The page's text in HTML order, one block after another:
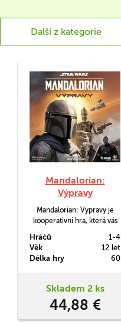
Další z kategorie
Mandalorian:
Výpravy
Mandalorian: Výpravy je
kooperativní hra, která vás
Mandaloriana a jeho
spojenců a umožní vám
prožít odvážné mise
seriálu Mandalorian.
postupovat jednotlivými
Hráčů
1-4
Věk
12 let
Délka hry
60
Skladem 2 ks
44,88 €